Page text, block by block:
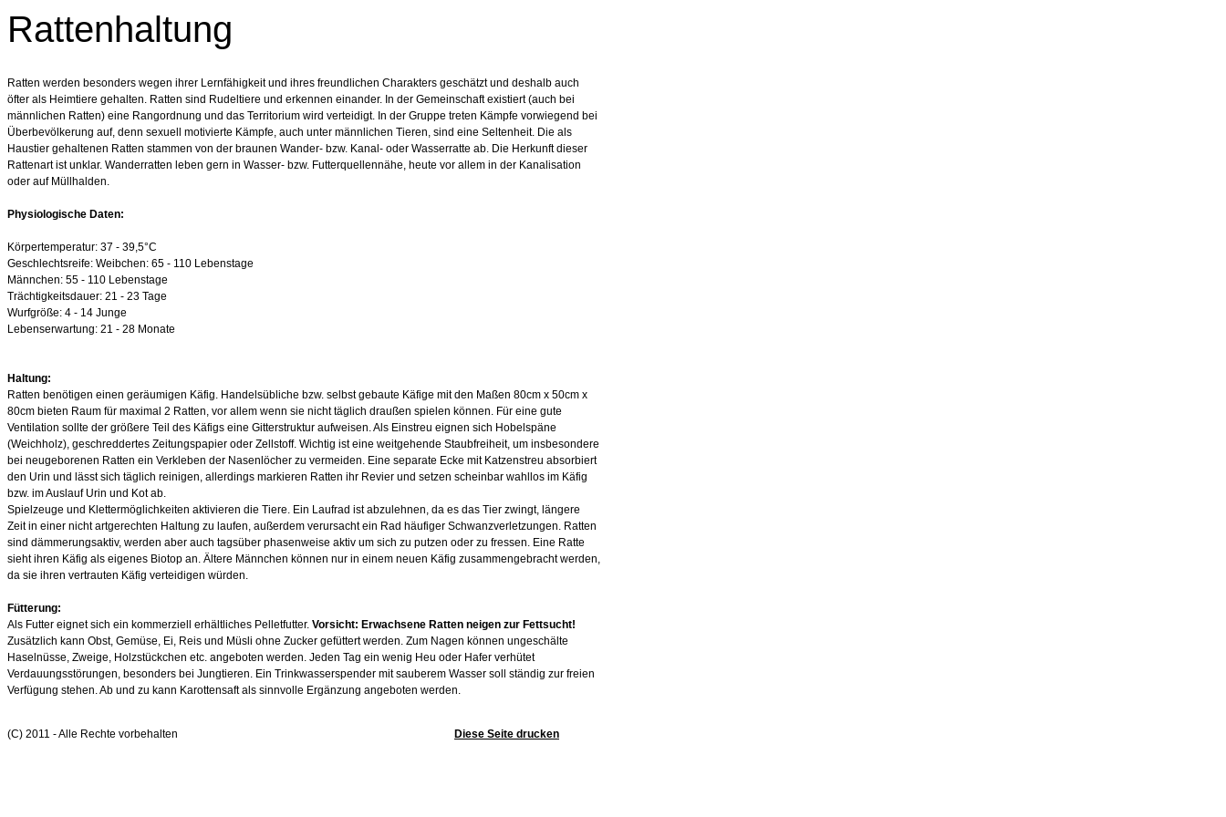
Rattenhaltung
Ratten werden besonders wegen ihrer Lernfähigkeit und ihres freundlichen Charakters geschätzt und deshalb auch
öfter als Heimtiere gehalten. Ratten sind Rudeltiere und erkennen einander. In der Gemeinschaft existiert (auch bei
männlichen Ratten) eine Rangordnung und das Territorium wird verteidigt. In der Gruppe treten Kämpfe vorwiegend bei
Überbevölkerung auf, denn sexuell motivierte Kämpfe, auch unter männlichen Tieren, sind eine Seltenheit. Die als
Haustier gehaltenen Ratten stammen von der braunen Wander- bzw. Kanal- oder Wasserratte ab. Die Herkunft dieser
Rattenart ist unklar. Wanderratten leben gern in Wasser- bzw. Futterquellennähe, heute vor allem in der Kanalisation
oder auf Müllhalden.
Physiologische Daten:
Körpertemperatur: 37 - 39,5°C
Geschlechtsreife: Weibchen: 65 - 110 Lebenstage
Männchen: 55 - 110 Lebenstage
Trächtigkeitsdauer: 21 - 23 Tage
Wurfgröße: 4 - 14 Junge
Lebenserwartung: 21 - 28 Monate
Haltung:
Ratten benötigen einen geräumigen Käfig. Handelsübliche bzw. selbst gebaute Käfige mit den Maßen 80cm x 50cm x
80cm bieten Raum für maximal 2 Ratten, vor allem wenn sie nicht täglich draußen spielen können. Für eine gute
Ventilation sollte der größere Teil des Käfigs eine Gitterstruktur aufweisen. Als Einstreu eignen sich Hobelspäne
(Weichholz), geschreddertes Zeitungspapier oder Zellstoff. Wichtig ist eine weitgehende Staubfreiheit, um insbesondere
bei neugeborenen Ratten ein Verkleben der Nasenlöcher zu vermeiden. Eine separate Ecke mit Katzenstreu absorbiert
den Urin und lässt sich täglich reinigen, allerdings markieren Ratten ihr Revier und setzen scheinbar wahllos im Käfig
bzw. im Auslauf Urin und Kot ab.
Spielzeuge und Klettermöglichkeiten aktivieren die Tiere. Ein Laufrad ist abzulehnen, da es das Tier zwingt, längere
Zeit in einer nicht artgerechten Haltung zu laufen, außerdem verursacht ein Rad häufiger Schwanzverletzungen. Ratten
sind dämmerungsaktiv, werden aber auch tagsüber phasenweise aktiv um sich zu putzen oder zu fressen. Eine Ratte
sieht ihren Käfig als eigenes Biotop an. Ältere Männchen können nur in einem neuen Käfig zusammengebracht werden,
da sie ihren vertrauten Käfig verteidigen würden.
Fütterung:
Als Futter eignet sich ein kommerziell erhältliches Pelletfutter. Vorsicht: Erwachsene Ratten neigen zur Fettsucht!
Zusätzlich kann Obst, Gemüse, Ei, Reis und Müsli ohne Zucker gefüttert werden. Zum Nagen können ungeschälte
Haselnüsse, Zweige, Holzstückchen etc. angeboten werden. Jeden Tag ein wenig Heu oder Hafer verhütet
Verdauungsstörungen, besonders bei Jungtieren. Ein Trinkwasserspender mit sauberem Wasser soll ständig zur freien
Verfügung stehen. Ab und zu kann Karottensaft als sinnvolle Ergänzung angeboten werden.
(C) 2011 - Alle Rechte vorbehalten Diese Seite drucken